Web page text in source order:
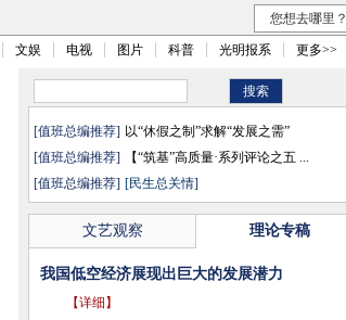
您想去哪里？
文娱 电视 图片 科普 光明报系 更多>>
[值班总编推荐] 以“休假之制”求解“发展之需”
[值班总编推荐]
【“筑基”高质量·系列评论之五 ...
[值班总编推荐] [民生总关情]
文艺观察 理论专稿
我国低空经济展现出巨大的发展潜力
【详细】